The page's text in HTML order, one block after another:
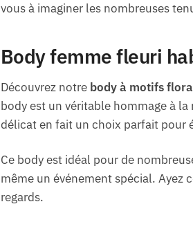
vous à imaginer les nombreuses
Body femme fleuri
Découvrez notre body à motifs
body est un véritable hommage à
délicat en fait un choix parfait pour
Ce body est idéal pour de
même un événement spécial. Ayez
regards.